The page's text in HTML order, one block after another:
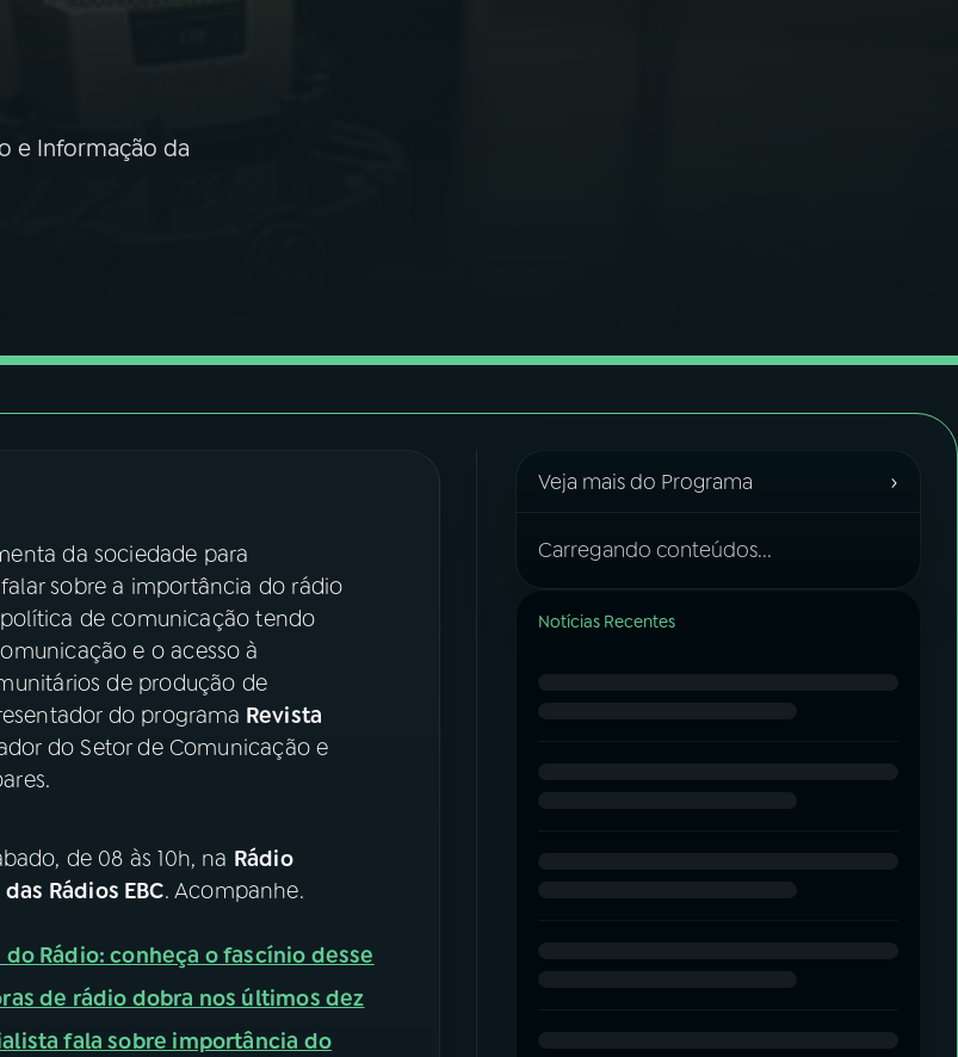
e Informação da
da sociedade para
sobre a importância do rádio
de comunicação tendo
e o acesso à
de produção de
do programa Revista
do Setor de Comunicação e
de 08 às 10h, na Rádio
Rádios EBC. Acompanhe.
do Rádio: conheça o fascínio desse
de rádio dobra nos últimos dez
fala sobre importância do
Veja mais do Programa ›
Carregando conteúdos...
Notícias Recentes